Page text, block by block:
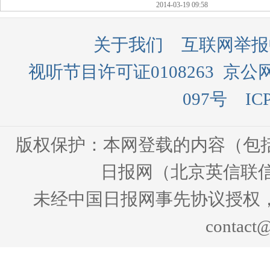
2014-03-19 09:58
关于我们
互联网举
视听节目许可证0108263 京公
097号
版权保护：本网登载的内容（
日报网（北京英信联
未经中国日报网事先协议授权